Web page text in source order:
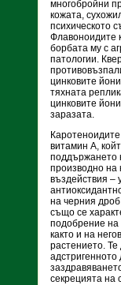
многобройни
кожата,
психическото
Флавоноидите
борбата му с
патологии.
цинковите
тяхната
цинковите
заразата.
витамин А,
поддържането
производно на
въздействия –
на черния дроб
също се
подобрение на
както и на
растението.
секрецията на